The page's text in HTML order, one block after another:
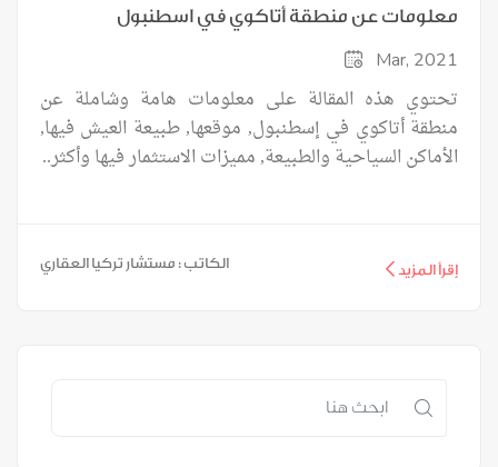
معلومات عن منطقة أتاكوي في اسطنبول
Mar, 2021
تحتوي هذه المقالة على معلومات هامة وشاملة عن
منطقة أتاكوي في إسطنبول, موقعها, طبيعة العيش فيها,
الأماكن السياحية والطبيعة, مميزات الاستثمار فيها وأكثر..
الكاتب : مستشار تركيا العقاري إقرأ المزيد